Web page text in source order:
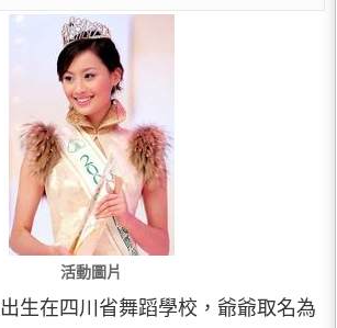
活動圖片
生在四川省舞蹈學校，爺爺取名為